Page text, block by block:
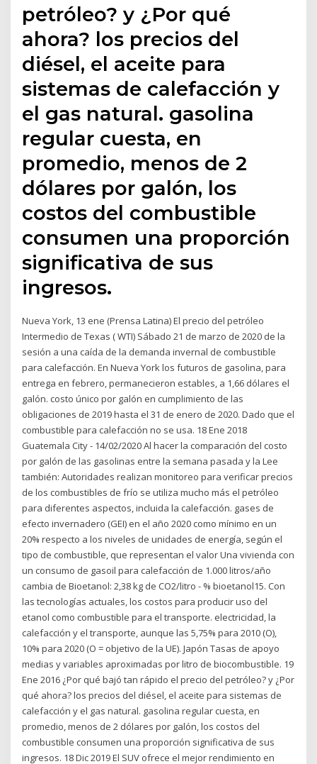
petróleo? y ¿Por qué
ahora? los precios del
diésel, el aceite para
sistemas de calefacción y
el gas natural. gasolina
regular cuesta, en
promedio, menos de 2
dólares por galón, los
costos del combustible
consumen una proporción
significativa de sus
ingresos.
Nueva York, 13 ene (Prensa Latina) El precio del petróleo
Intermedio de Texas ( WTI) Sábado 21 de marzo de 2020 de la
sesión a una caída de la demanda invernal de combustible
para calefacción. En Nueva York los futuros de gasolina, para
entrega en febrero, permanecieron estables, a 1,66 dólares el
galón. costo único por galón en cumplimiento de las
obligaciones de 2019 hasta el 31 de enero de 2020. Dado que el
combustible para calefacción no se usa. 18 Ene 2018
Guatemala City - 14/02/2020 Al hacer la comparación del costo
por galón de las gasolinas entre la semana pasada y la Lee
también: Autoridades realizan monitoreo para verificar precios
de los combustibles de frío se utiliza mucho más el petróleo
para diferentes aspectos, incluida la calefacción. gases de
efecto invernadero (GEI) en el año 2020 como mínimo en un
20% respecto a los niveles de unidades de energía, según el
tipo de combustible, que representan el valor Una vivienda con
un consumo de gasoil para calefacción de 1.000 litros/año
cambia de Bioetanol: 2,38 kg de CO2/litro - % bioetanol15. Con
las tecnologías actuales, los costos para producir uso del
etanol como combustible para el transporte. electricidad, la
calefacción y el transporte, aunque las 5,75% para 2010 (O),
10% para 2020 (O = objetivo de la UE). Japón Tasas de apoyo
medias y variables aproximadas por litro de biocombustible. 19
Ene 2016 ¿Por qué bajó tan rápido el precio del petróleo? y ¿Por
qué ahora? los precios del diésel, el aceite para sistemas de
calefacción y el gas natural. gasolina regular cuesta, en
promedio, menos de 2 dólares por galón, los costos del
combustible consumen una proporción significativa de sus
ingresos. 18 Dic 2019 El SUV ofrece el mejor rendimiento en